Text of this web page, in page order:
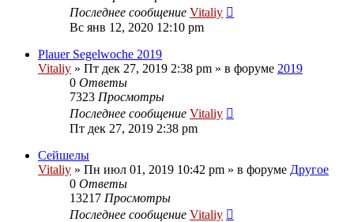
Последнее сообщение Vitaliy
Вс янв 12, 2020 12:10 pm
Plauer Segelwoche 2019
Vitaliy » Пт дек 27, 2019 2:38 pm » в форуме 2019
0 Ответы
7323 Просмотры
Последнее сообщение Vitaliy
Пт дек 27, 2019 2:38 pm
Сейшелы
Vitaliy » Пн июл 01, 2019 10:42 pm » в форуме Другое
0 Ответы
13217 Просмотры
Последнее сообщение Vitaliy